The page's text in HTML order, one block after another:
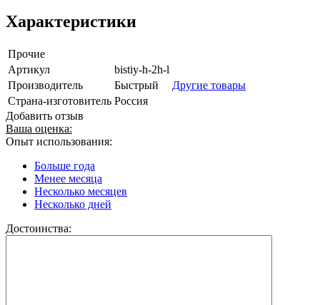
Характеристики
Прочие
Артикул
bistiy-h-2h-l
Производитель
Быстрый
Другие товары
Страна-изготовитель Россия
Добавить отзыв
Ваша оценка:
Опыт использования:
Больше года
Менее месяца
Несколько месяцев
Несколько дней
Достоинства: